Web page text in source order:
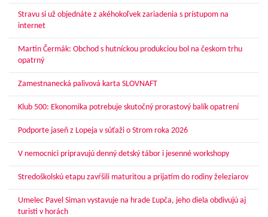
Stravu si už objednáte z akéhokoľvek zariadenia s prístupom na
internet
Martin Čermák: Obchod s hutníckou produkciou bol na českom trhu
opatrný
Zamestnanecká palivová karta SLOVNAFT
Klub 500: Ekonomika potrebuje skutočný prorastový balík opatrení
Podporte jaseň z Lopeja v súťaži o Strom roka 2026
V nemocnici pripravujú denný detský tábor i jesenné workshopy
Stredoškolskú etapu zavŕšili maturitou a prijatím do rodiny železiarov
Umelec Pavel Siman vystavuje na hrade Ľupča, jeho diela obdivujú aj
turisti v horách